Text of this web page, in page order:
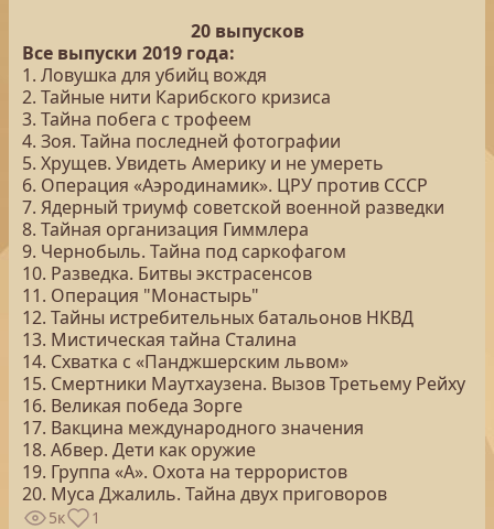
20 выпусков
Все выпуски 2019 года:
1. Ловушка для убийц вождя
2. Тайные нити Карибского кризиса
3. Тайна побега с трофеем
4. Зоя. Тайна последней фотографии
5. Хрущев. Увидеть Америку и не умереть
6. Операция «Аэродинамик». ЦРУ против СССР
7. Ядерный триумф советской военной разведки
8. Тайная организация Гиммлера
9. Чернобыль. Тайна под саркофагом
10. Разведка. Битвы экстрасенсов
11. Операция "Монастырь"
12. Тайны истребительных батальонов НКВД
13. Мистическая тайна Сталина
14. Схватка с «Панджшерским львом»
15. Смертники Маутхаузена. Вызов Третьему Рейху
16. Великая победа Зорге
17. Вакцина международного значения
18. Абвер. Дети как оружие
19. Группа «А». Охота на террористов
20. Муса Джалиль. Тайна двух приговоров
5к 1